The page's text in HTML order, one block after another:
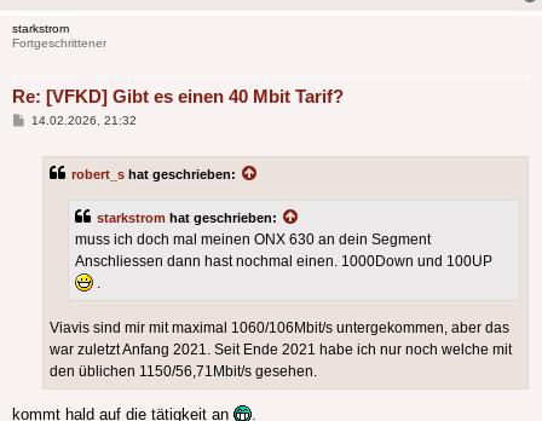
starkstrom
Fortgeschrittener
Re: [VFKD] Gibt es einen 40 Mbit Tarif?
Beitrag
14.02.2026, 21:32
robert_s hat geschrieben:
starkstrom hat geschrieben:
muss ich doch mal meinen ONX 630 an dein Segment
Anschliessen dann hast nochmal einen. 1000Down und 100UP
.
Viavis sind mir mit maximal 1060/106Mbit/s untergekommen, aber das
war zuletzt Anfang 2021. Seit Ende 2021 habe ich nur noch welche mit
den üblichen 1150/56,71Mbit/s gesehen.
kommt hald auf die tätigkeit an